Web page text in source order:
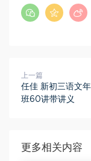
上一篇
任佳 新初三语文
班60讲带讲义
更多相关内容